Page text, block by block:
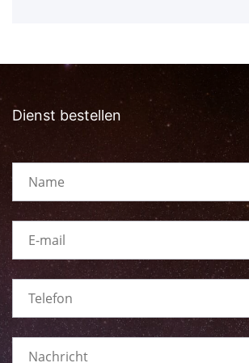
Dienst bestellen